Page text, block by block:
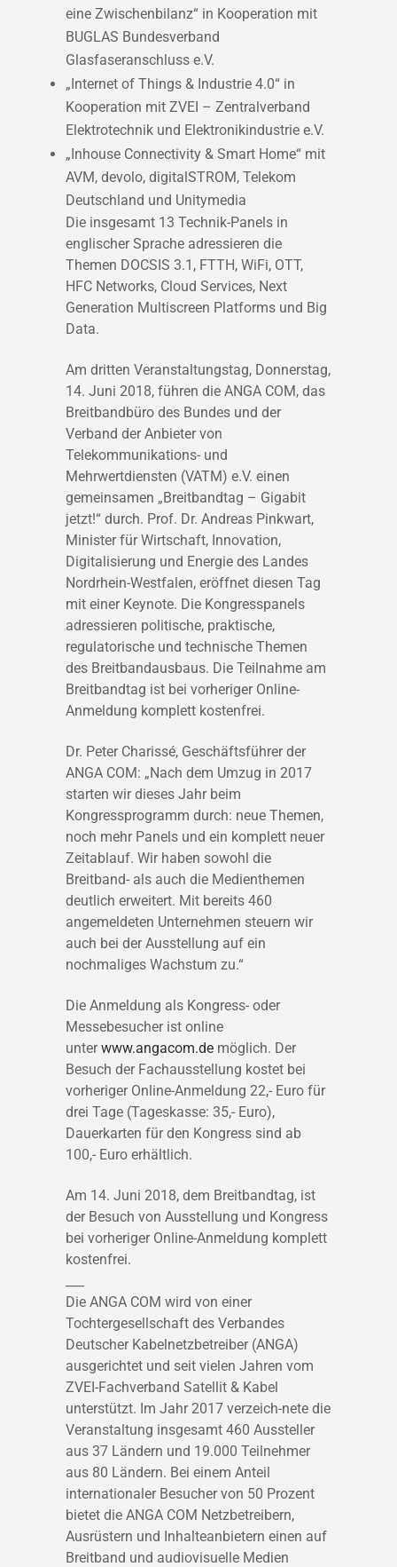
eine Zwischenbilanz“ in Kooperation mit
BUGLAS Bundesverband
Glasfaseranschluss e.V.
„Internet of Things & Industrie 4.0“ in
Kooperation mit ZVEI – Zentralverband
Elektrotechnik und Elektronikindustrie e.V.
„Inhouse Connectivity & Smart Home“ mit
AVM, devolo, digitalSTROM, Telekom
Deutschland und Unitymedia
Die insgesamt 13 Technik-Panels in
englischer Sprache adressieren die
Themen DOCSIS 3.1, FTTH, WiFi, OTT,
HFC Networks, Cloud Services, Next
Generation Multiscreen Platforms und Big
Data.
Am dritten Veranstaltungstag, Donnerstag,
14. Juni 2018, führen die ANGA COM, das
Breitbandbüro des Bundes und der
Verband der Anbieter von
Telekommunikations- und
Mehrwertdiensten (VATM) e.V. einen
gemeinsamen „Breitbandtag – Gigabit
jetzt!“ durch. Prof. Dr. Andreas Pinkwart,
Minister für Wirtschaft, Innovation,
Digitalisierung und Energie des Landes
Nordrhein-Westfalen, eröffnet diesen Tag
mit einer Keynote. Die Kongresspanels
adressieren politische, praktische,
regulatorische und technische Themen
des Breitbandausbaus. Die Teilnahme am
Breitbandtag ist bei vorheriger Online-
Anmeldung komplett kostenfrei.
Dr. Peter Charissé, Geschäftsführer der
ANGA COM: „Nach dem Umzug in 2017
starten wir dieses Jahr beim
Kongressprogramm durch: neue Themen,
noch mehr Panels und ein komplett neuer
Zeitablauf. Wir haben sowohl die
Breitband- als auch die Medienthemen
deutlich erweitert. Mit bereits 460
angemeldeten Unternehmen steuern wir
auch bei der Ausstellung auf ein
nochmaliges Wachstum zu.“
Die Anmeldung als Kongress- oder
Messebesucher ist online
unterwww.angacom.de möglich. Der
Besuch der Fachausstellung kostet bei
vorheriger Online-Anmeldung 22,- Euro für
drei Tage (Tageskasse: 35,- Euro),
Dauerkarten für den Kongress sind ab
100,- Euro erhältlich.
Am 14. Juni 2018, dem Breitbandtag, ist
der Besuch von Ausstellung und Kongress
bei vorheriger Online-Anmeldung komplett
kostenfrei.
Die ANGA COM wird von einer
Tochtergesellschaft des Verbandes
Deutscher Kabelnetzbetreiber (ANGA)
ausgerichtet und seit vielen Jahren vom
ZVEI-Fachverband Satellit & Kabel
unterstützt. Im Jahr 2017 verzeich-nete die
Veranstaltung insgesamt 460 Aussteller
aus 37 Ländern und 19.000 Teilnehmer
aus 80 Ländern. Bei einem Anteil
internationaler Besucher von 50 Prozent
bietet die ANGA COM Netzbetreibern,
Ausrüstern und Inhalteanbietern einen auf
Breitband und audiovisuelle Medien